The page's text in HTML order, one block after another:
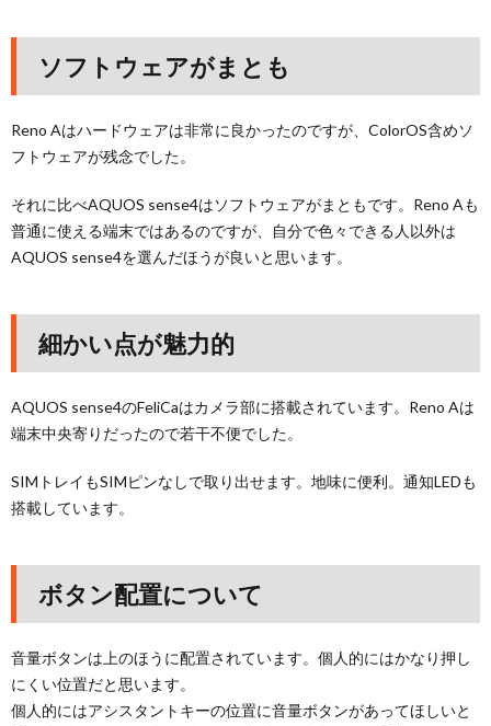
ソフトウェアがまとも
Reno Aはハードウェアは非常に良かったのですが、ColorOS含めソ
フトウェアが残念でした。
それに比べAQUOS sense4はソフトウェアがまともです。Reno Aも
普通に使える端末ではあるのですが、自分で色々できる人以外は
AQUOS sense4を選んだほうが良いと思います。
細かい点が魅力的
AQUOS sense4のFeliCaはカメラ部に搭載されています。Reno Aは
端末中央寄りだったので若干不便でした。
SIMトレイもSIMピンなしで取り出せます。地味に便利。通知LEDも
搭載しています。
ボタン配置について
音量ボタンは上のほうに配置されています。個人的にはかなり押し
にくい位置だと思います。
個人的にはアシスタントキーの位置に音量ボタンがあってほしいと